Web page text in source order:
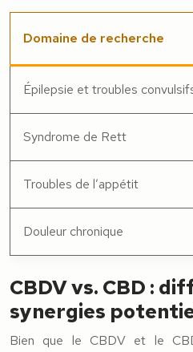
Domaine de recherche
Épilepsie et troubles
Syndrome de Rett
Troubles de l’appétit
Douleur chronique
CBDV vs. CBD :
synergies
Bien que le CBDV et le